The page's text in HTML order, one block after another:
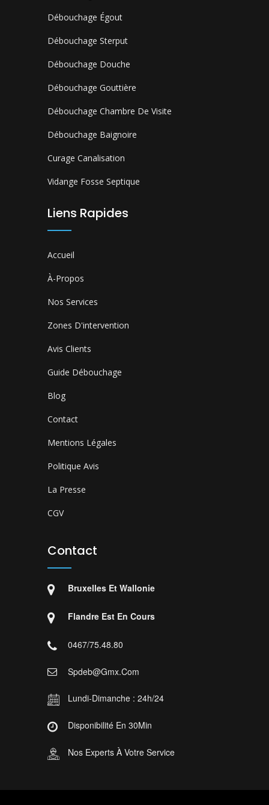
Débouchage Égout
Débouchage Sterput
Débouchage Douche
Débouchage Gouttière
Débouchage Chambre De Visite
Débouchage Baignoire
Curage Canalisation
Vidange Fosse Septique
Liens Rapides
Accueil
À-Propos
Nos Services
Zones D'intervention
Avis Clients
Guide Débouchage
Blog
Contact
Mentions Légales
Politique Avis
La Presse
CGV
Contact
Bruxelles Et Wallonie
Flandre Est En Cours
0467/75.48.80
Spdeb@gmx.com
Lundi-Dimanche : 24h/24
Disponibilité En 30Min
Nos Experts À Votre Service